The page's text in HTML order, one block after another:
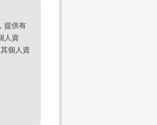
提供有
人資
個人資